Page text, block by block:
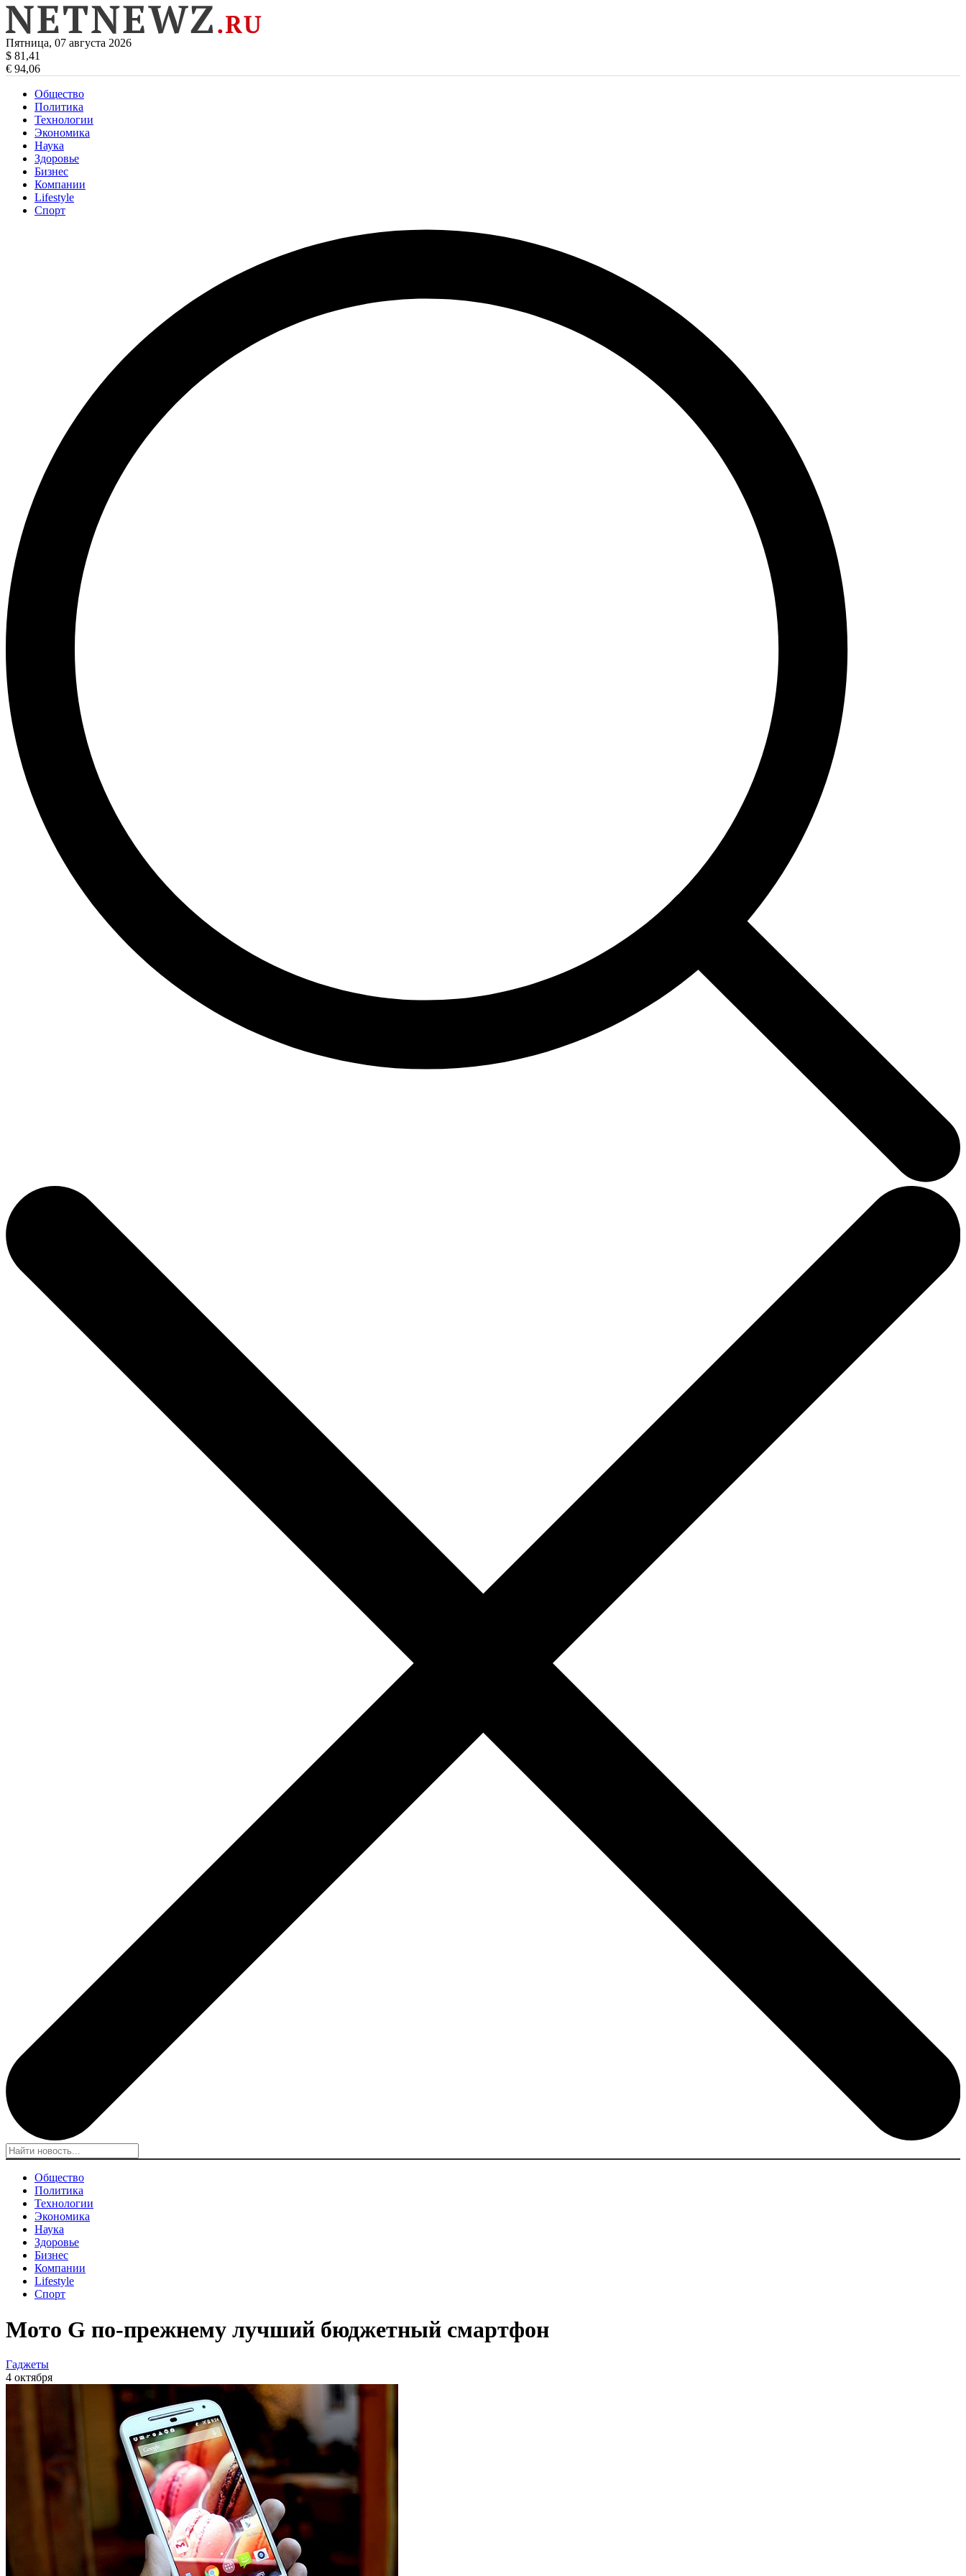
Пятница, 07 августа 2026
$ 81,41
€ 94,06
Общество
Политика
Технологии
Экономика
Наука
Здоровье
Бизнес
Компании
Lifestyle
Спорт
Общество
Политика
Технологии
Экономика
Наука
Здоровье
Бизнес
Компании
Lifestyle
Спорт
Мото G по-прежнему лучший бюджетный смартфон
Гаджеты
4 октября